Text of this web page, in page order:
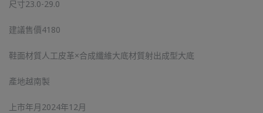
尺寸23.0-29.0
建議售價4180
鞋面材質人工皮革×合成纖維大底材質射出成型大底
產地越南製
上市年月2024年12月